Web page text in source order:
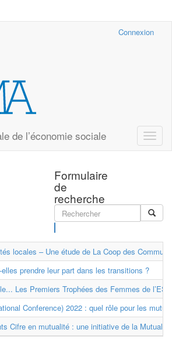
Connexion
de l’économie sociale
Toggle
Formulaire
de
recherche
locales – Une étude de La Coop des
prendre leur part dans les transitions ?
Les Premiers Trophées des Femmes de
Conference) 2022 : quel rôle pour les
Cifre en mutualité : une initiative de la